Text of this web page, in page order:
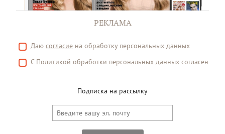
РЕКЛАМА
Даю согласие на обработку персональных данных
С Политикой обработки персональных данных согласен
Подписка на рассылку